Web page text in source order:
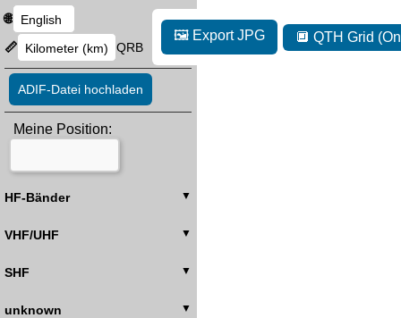
🌐
📏 QRB
ADIF-Datei hochladen
Meine Position:
HF-Bänder
VHF/UHF
SHF
unknown
🖼️ Export JPG 🔲 QTH Grid